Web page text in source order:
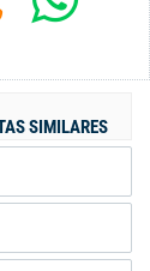
SIMILARES